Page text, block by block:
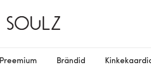
Preemium Brändid